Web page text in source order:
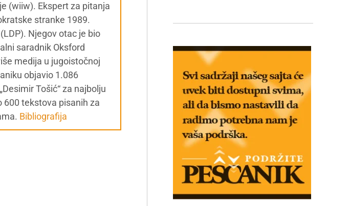
(wiiw). Ekspert za pitanja
stranke 1989.
Njegov otac je bio
saradnik Oksford
medija u jugoistočnoj
objavio 1.086
Tošić“ za najbolju
600 tekstova pisanih za
Bibliografija